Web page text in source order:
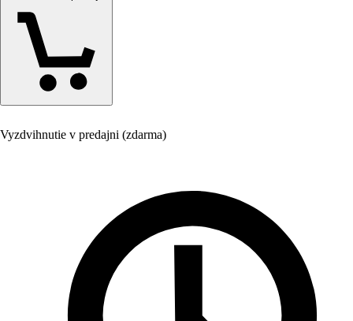
Vyzdvihnutie v predajni (zdarma)